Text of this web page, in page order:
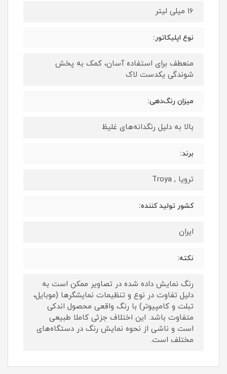
16 میلی لیتر
نوع اپلیکاتور:
منعطف برای استفاده آسان، کمک به پخش
شوندگی یکدست لاک
میزان رنگ‌دهی:
بالا به دلیل رنگدانه‌های غلیظ
برند:
ترویا , Troya
کشور تولید کننده:
ایران
نکته:
رنگ نمایش داده‌ شده در تصاویر ممکن است به
دلیل تفاوت در نوع و تنظیمات نمایشگرها (موبایل،
تبلت و کامپیوتر) با رنگ واقعی محصول اندکی
متفاوت باشد. این اختلاف جزئی کاملا طبیعی
است و ناشی از نحوه نمایش رنگ در دستگاه‌های
مختلف است.